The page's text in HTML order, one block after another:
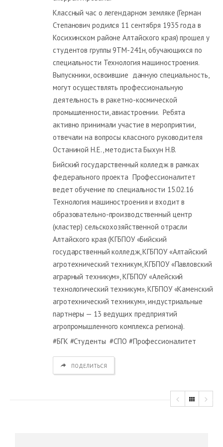
Классный час о легендарном земляке (Герман
Степанович родился 11 сентября 1935 года в
Косихинском районе Алтайского края) прошел у
студентов группы 9ТМ-241н, обучающихся по
специальности Технология машиностроения.
Выпускники, освоившие данную специальность,
могут осуществлять профессиональную
деятельность в ракетно-космической
промышленности, авиастроении. Ребята
активно принимали участие в мероприятии,
отвечали на вопросы классного руководителя
Останиной Н.Е., методиста Быхун Н.В.
Бийский государственный колледж в рамках
федерального проекта Профессионалитет
ведет обучение по специальности 15.02.16
Технология машиностроения и входит в
образовательно-производственный центр
(кластер) сельскохозяйственной отрасли
Алтайского края (КГБПОУ «Бийский
государственный колледж, КГБПОУ «Алтайский
агротехнический техникум, КГБПОУ «Павловский
аграрный техникум», КГБПОУ «Алейский
технологический техникум», КГБПОУ «Каменский
агротехнический техникум», индустриальные
партнеры — 13 ведущих предприятий
агропромышленного комплекса региона).
#БГК #Студенты #СПО #Профессионалитет
ПОДЕЛИТЬСЯ